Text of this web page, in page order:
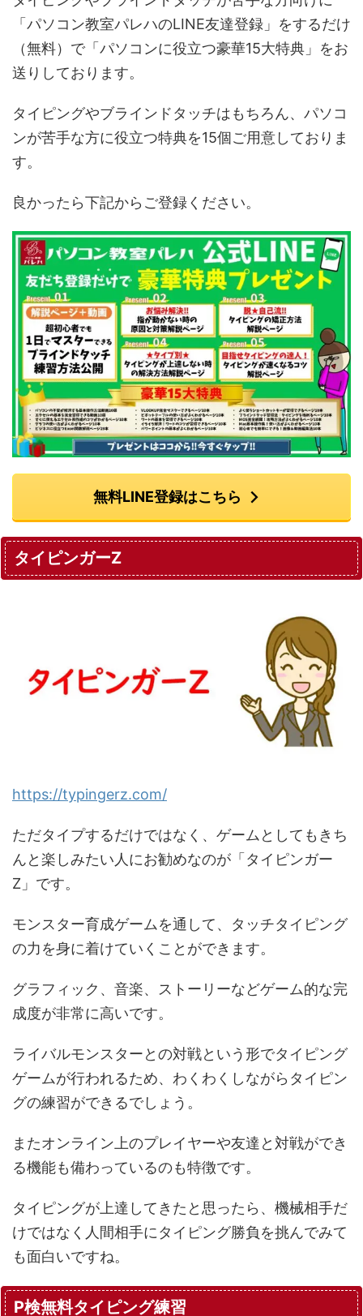
「パソコン教室パレハのLINE友達登録」をするだけ
（無料）で「パソコンに役立つ豪華15大特典」をお
送りしております。
タイピングやブラインドタッチはもちろん、パソコ
ンが苦手な方に役立つ特典を15個ご用意しておりま
す。
良かったら下記からご登録ください。
無料LINE登録はこちら
タイピンガーZ
https://typingerz.com/
ただタイプするだけではなく、ゲームとしてもきち
んと楽しみたい人にお勧めなのが「タイピンガー
Z」です。
モンスター育成ゲームを通して、タッチタイピング
の力を身に着けていくことができます。
グラフィック、音楽、ストーリーなどゲーム的な完
成度が非常に高いです。
ライバルモンスターとの対戦という形でタイピング
ゲームが行われるため、わくわくしながらタイピン
グの練習ができるでしょう。
またオンライン上のプレイヤーや友達と対戦ができ
る機能も備わっているのも特徴です。
タイピングが上達してきたと思ったら、機械相手だ
けではなく人間相手にタイピング勝負を挑んでみて
も面白いですね。
P検無料タイピング練習